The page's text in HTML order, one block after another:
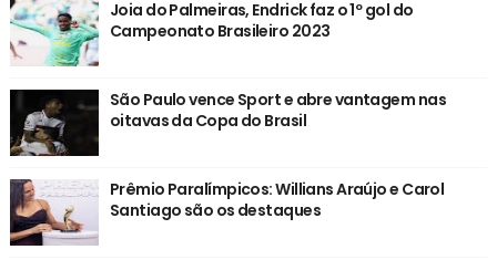
Joia do Palmeiras, Endrick faz o 1º gol do
Campeonato Brasileiro 2023
São Paulo vence Sport e abre vantagem nas
oitavas da Copa do Brasil
Prêmio Paralímpicos: Willians Araújo e Carol
Santiago são os destaques